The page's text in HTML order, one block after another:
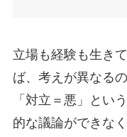
立場も経験も生き
ば、考えが異なる
「対立＝悪」とい
的な議論ができな